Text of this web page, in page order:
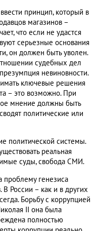
принцип, который в
магазинов –
что если не удастся
серьезные основания
он должен быть уволен.
судебных дел
невиновности.
ключевые решения
– это возможно. При
мнение должны быть
политические или
политической системы.
реальная
суды, свобода СМИ.
проблему генезиса
России – как и в других
Борьбу с коррупцией
II она была
полностью